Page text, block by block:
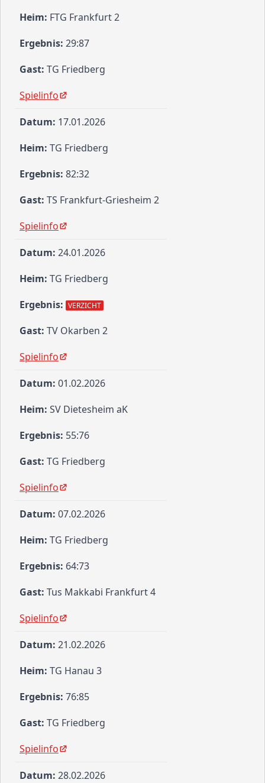
FTG Frankfurt 2
29:87
TG Friedberg
Spielinfo
17.01.2026
TG Friedberg
82:32
TS Frankfurt-Griesheim 2
Spielinfo
24.01.2026
TG Friedberg
VERZICHT
TV Okarben 2
Spielinfo
01.02.2026
SV Dietesheim aK
55:76
TG Friedberg
Spielinfo
07.02.2026
TG Friedberg
64:73
Tus Makkabi Frankfurt 4
Spielinfo
21.02.2026
TG Hanau 3
76:85
TG Friedberg
Spielinfo
28.02.2026